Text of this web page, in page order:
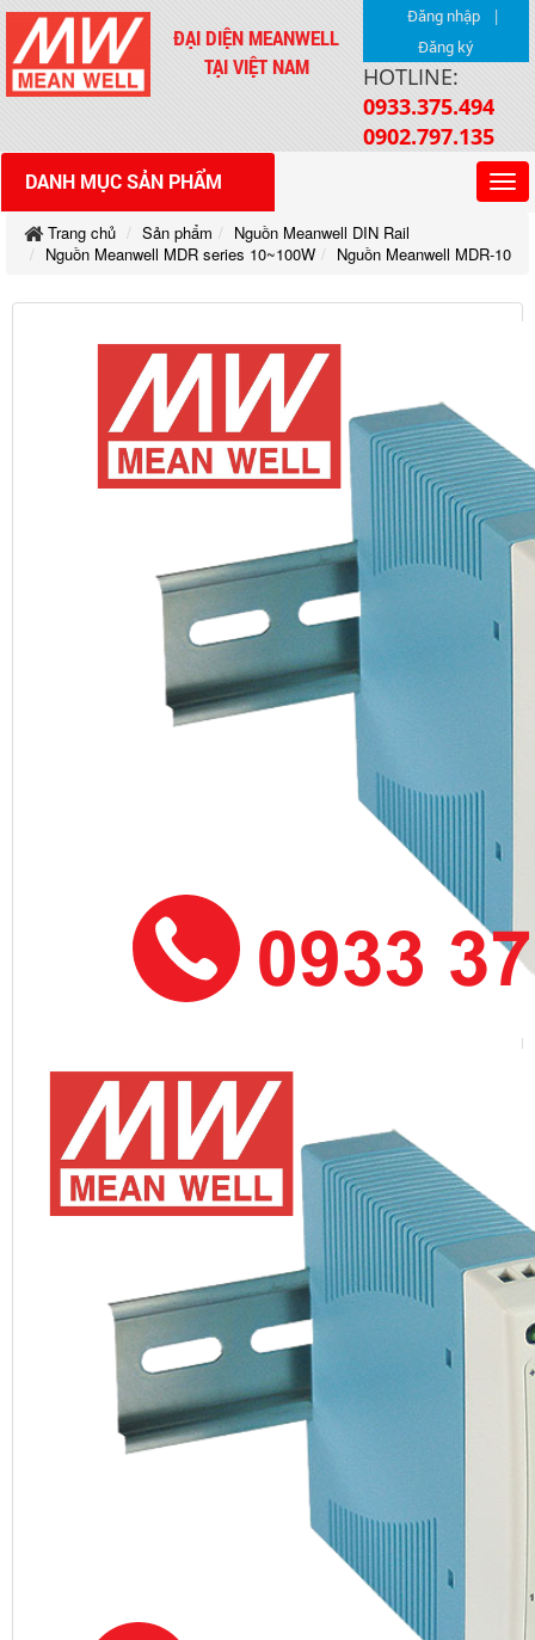
ĐẠI DIỆN MEANWELL
TẠI VIỆT NAM
Đăng nhập |
Đăng ký
HOTLINE:
0933.375.494
0902.797.135
DANH MỤC SẢN PHẨM
Trang chủ Sản phẩm
Nguồn Meanwell DIN Rail
Nguồn Meanwell MDR series 10~100W
Nguồn Meanwell MDR-10